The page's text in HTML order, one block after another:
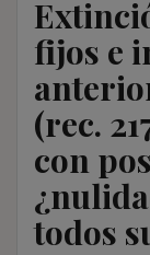
fijos e
(rec.
con
todos